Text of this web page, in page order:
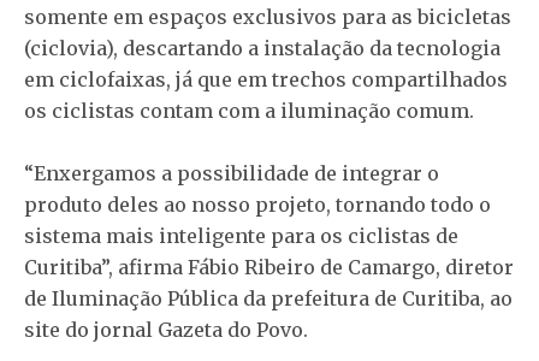
somente em espaços exclusivos para as bicicletas
(ciclovia), descartando a instalação da tecnologia
em ciclofaixas, já que em trechos compartilhados
os ciclistas contam com a iluminação comum.
“Enxergamos a possibilidade de integrar o
produto deles ao nosso projeto, tornando todo o
sistema mais inteligente para os ciclistas de
Curitiba”, afirma Fábio Ribeiro de Camargo, diretor
de Iluminação Pública da prefeitura de Curitiba, ao
site do jornal Gazeta do Povo.